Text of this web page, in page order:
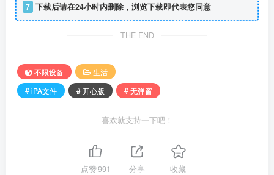
7 下载后请在24小时内删除，浏览下载即代表您同意
THE END
不限设备
生活
# iPA文件
# 开心版 # 无弹窗
喜欢就支持一下吧！
点赞991 分享 收藏